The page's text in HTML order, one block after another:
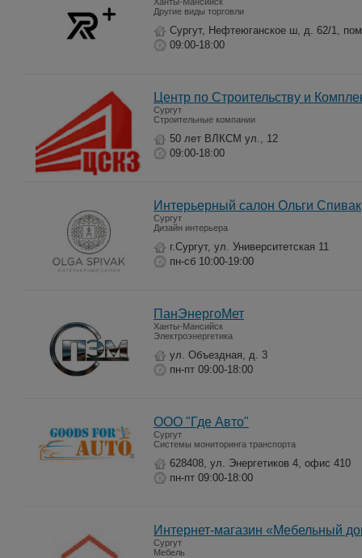
Другие виды торговли
Сургут, Нефтеюганское ш, д. 62/1,
09:00-18:00
Центр по Строительству и
Сургут
Строительные компании
50 лет ВЛКСМ ул., 12
09:00-18:00
Интерьерный салон Ольги Спивак
Сургут
Дизайн интерьера
г.Сургут, ул. Университетская 11
пн-сб 10:00-19:00
ПанЭнергоМет
Ханты-Мансийск
Электроэнергетика
ул. Объездная, д. 3
пн-пт 09:00-18:00
ООО "Где Авто"
Сургут
Системы мониторинга транспорта
628408, ул. Энергетиков 4, офис 410
пн-пт 09:00-18:00
Интернет-магазин «Мебельный
Сургут
Мебель